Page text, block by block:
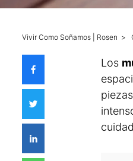
Vivir Como Soñamos | Rosen >
Los